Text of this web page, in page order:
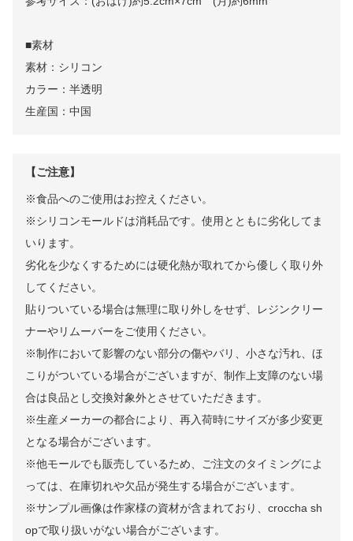
■素材
素材：シリコン
カラー：半透明
生産国：中国
【ご注意】
※食品へのご使用はお控えください。
※シリコンモールドは消耗品です。使用とともに劣化してま
いります。
劣化を少なくするためには硬化熱が取れてから優しく取り外
してください。
貼りついている場合は無理に取り外しをせず、レジンクリー
ナーやリムーバーをご使用ください。
※制作において影響のない部分の傷やバリ、小さな汚れ、ほ
こりがついている場合がございますが、制作上支障のない場
合は良品とし交換対象外とさせていただきます。
※生産メーカーの都合により、再入荷時にサイズが多少変更
となる場合がございます。
※他モールでも販売しているため、ご注文のタイミングによ
っては、在庫切れや欠品が発生する場合がございます。
※サンプル画像は作家様の資材が含まれており、croccha sh
opで取り扱いがない場合がございます。